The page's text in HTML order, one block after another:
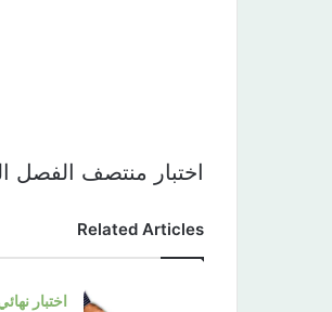
اختبار منتصف الفصل
Related Articles
اختبار